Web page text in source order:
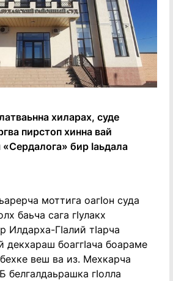
хиларах, суде
пирстоп хинна вай
бир Iаьдала
моттига оагIон суда
баьча сага гIулакх
Илдарха-ГIалий тIарча
декхараш боаггIача боараме
веш ва из. Мехкарча
гIолла